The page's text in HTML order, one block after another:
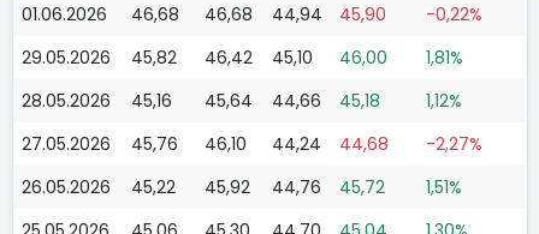
01.06.2026
46,68 46,68 44,94 45,90
-0,22%
29.05.2026
45,82 46,42 45,10 46,00
1,81%
28.05.2026
45,16 45,64 44,66 45,18
1,12%
27.05.2026
45,76 46,10 44,24 44,68
-2,27%
26.05.2026
45,22 45,92 44,76 45,72
1,51%